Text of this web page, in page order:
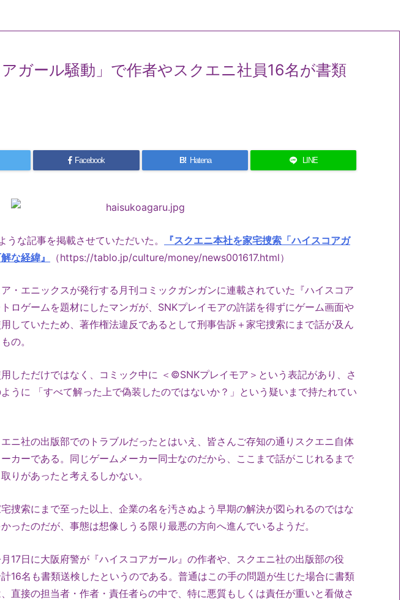
アガール騒動」で作者やスクエニ社員16名が書類
Facebook B! Hatena LINE
な記事を掲載させていただいた。
『スクエニ本社を家宅捜索「ハイスコアガ
な経緯』
（https://tablo.jp/culture/money/news001617.html）
・エニックスが発行する月刊コミックガンガンに連載されていた『ハイスコア
ロゲームを題材にしたマンガが、SNKプレイモアの許諾を得ずにゲーム画面や
していたため、著作権法違反であるとして刑事告訴＋家宅捜索にまで話が及ん
の。
しただけではなく、コミック中に ＜©SNKプレイモア＞という表記があり、さ
うに 「すべて解った上で偽装したのではないか？」という疑いまで持たれてい
ニ社の出版部でのトラブルだったとはいえ、皆さんご存知の通りスクエニ自体
カーである。同じゲームメーカー同士なのだから、ここまで話がこじれるまで
りがあったと考えるしかない。
捜索にまで至った以上、企業の名を汚さぬよう早期の解決が図られるのではな
ったのだが、事態は想像しうる限り最悪の方向へ進んでいるようだ。
17日に大阪府警が『ハイスコアガール』の作者や、スクエニ社の出版部の役
16名も書類送検したというのである。普通はこの手の問題が生じた場合に書類
直接の担当者・作者・責任者らの中で、特に悪質もしくは責任が重いと看做さ